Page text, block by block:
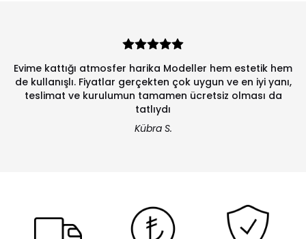
Evime kattığı atmosfer harika Modeller hem estetik hem
de kullanışlı. Fiyatlar gerçekten çok uygun ve en iyi yanı,
teslimat ve kurulumun tamamen ücretsiz olması da
tatlıydı
Kübra S.